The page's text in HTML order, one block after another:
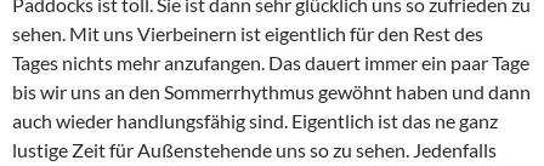
sehen. Mit uns Vierbeinern ist eigentlich für den Rest des
Tages nichts mehr anzufangen. Das dauert immer ein paar Tage
bis wir uns an den Sommerrhythmus gewöhnt haben und dann
auch wieder handlungsfähig sind. Eigentlich ist das ne ganz
lustige Zeit für Außenstehende uns so zu sehen. Jedenfalls